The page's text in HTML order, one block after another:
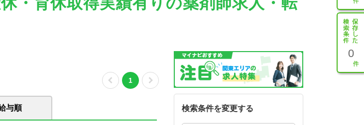
0
1
与順 検索条件を変更する